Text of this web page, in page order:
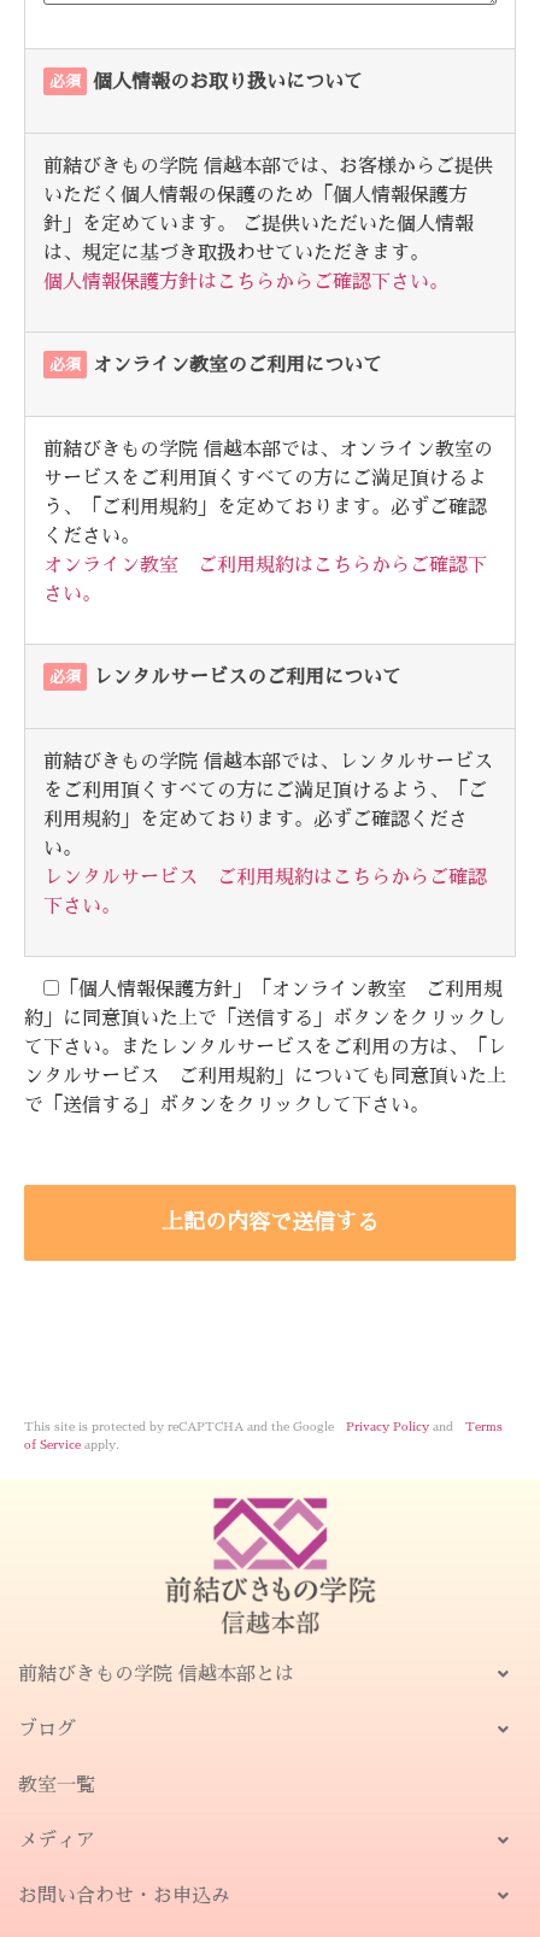
必須 個人情報のお取り扱いについて
前結びきもの学院 信越本部では、お客様からご提供
いただく個人情報の保護のため「個人情報保護方
針」を定めています。 ご提供いただいた個人情報
は、規定に基づき取扱わせていただきます。
個人情報保護方針はこちらからご確認下さい。
必須 オンライン教室のご利用について
前結びきもの学院 信越本部では、オンライン教室の
サービスをご利用頂くすべての方にご満足頂けるよ
う、「ご利用規約」を定めております。必ずご確認
ください。
オンライン教室 ご利用規約はこちらからご確認下
さい。
必須 レンタルサービスのご利用について
前結びきもの学院 信越本部では、レンタルサービス
をご利用頂くすべての方にご満足頂けるよう、「ご
利用規約」を定めております。必ずご確認くださ
い。
レンタルサービス ご利用規約はこちらからご確認
下さい。
「個人情報保護方針」「オンライン教室 ご利用規
約」に同意頂いた上で「送信する」ボタンをクリックし
て下さい。またレンタルサービスをご利用の方は、「レ
ンタルサービス ご利用規約」についても同意頂いた上
で「送信する」ボタンをクリックして下さい。
This site is protected by reCAPTCHA and the Google Privacy Policy and Terms
of Service apply.
前結びきもの学院 信越本部とは
ブログ
教室一覧
メディア
お問い合わせ・お申込み